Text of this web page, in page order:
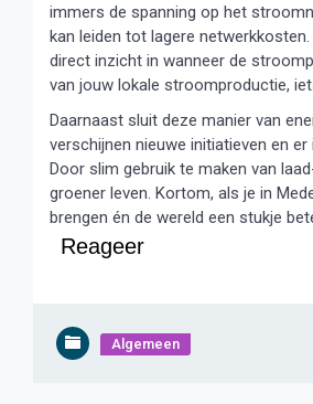
immers de spanning op het
kan leiden tot lagere
direct inzicht in wanneer de
van jouw lokale stroomproductie,
Daarnaast sluit deze manier van
verschijnen nieuwe initiatieven en
Door slim gebruik te maken van
groener leven. Kortom, als je in
brengen én de wereld een stukje
Reageer
Algemeen